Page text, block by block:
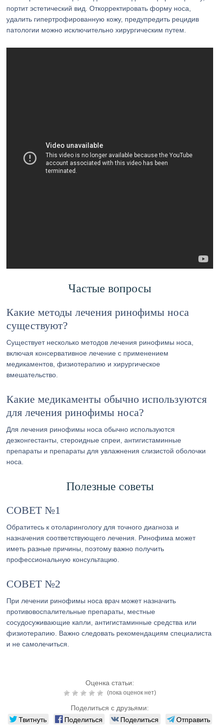
портит эстетический вид. Откорректировать форму носа,
удалить гипертрофированную кожу, предупредить рецидив
патологии можно исключительно хирургическим путем.
Частые вопросы
Какие методы лечения ринофимы носа
существуют?
Существует несколько методов лечения ринофимы носа,
включая консервативное лечение с применением
медикаментов, физиотерапию и хирургическое
вмешательство.
Какие медикаменты обычно используются
для лечения ринофимы носа?
Для лечения ринофимы носа обычно используются
дезконгестанты, стероидные спреи, антигистаминные
препараты и препараты для увлажнения слизистой оболочки
носа.
Полезные советы
СОВЕТ №1
Обратитесь к отоларингологу для точного диагноза и
назначения соответствующего лечения. Ринофима может
иметь разные причины, поэтому важно получить
профессиональную консультацию.
СОВЕТ №2
При лечении ринофимы носа врач может назначить
противовоспалительные препараты, местные
сосудосуживающие капли, антигистаминные средства или
физиотерапию. Важно следовать рекомендациям специалиста
и не самолечиться.
Оценка статьи:
(пока оценок нет)
Поделиться с друзьями:
Твитнуть Поделиться Поделиться
Отправить